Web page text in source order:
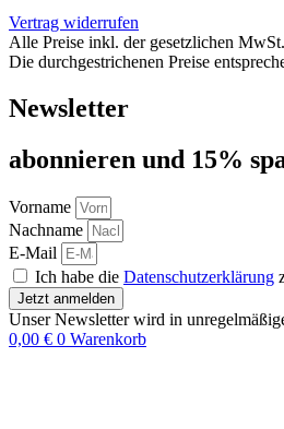
Vertrag widerrufen
Alle Preise inkl. der gesetzlichen MwSt.
Die durchgestrichenen Preise
Newsletter
abon­nie­ren und 15%
Vorname
Nachname
E-Mail
Ich habe die Datenschutzerklärung
Jetzt anmelden
Unser Newsletter wird in
0,00 € 0 Warenkorb